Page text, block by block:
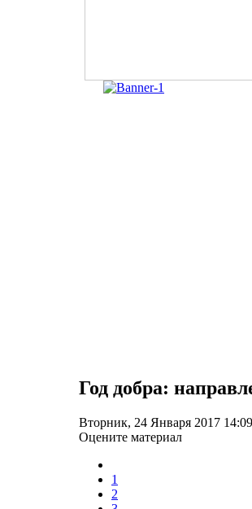
Год добра:
Вторник, 24 Января 2017 14:09
Оцените материал
1
2